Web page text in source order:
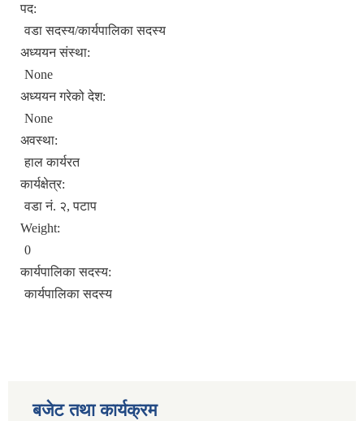
पद:
वडा सदस्य/कार्यपालिका सदस्य
अध्ययन संस्था:
None
अध्ययन गरेको देश:
None
अवस्था:
हाल कार्यरत
कार्यक्षेत्र:
वडा नं. २, पटाप
Weight:
0
कार्यपालिका सदस्य:
कार्यपालिका सदस्य
बजेट तथा कार्यक्रम